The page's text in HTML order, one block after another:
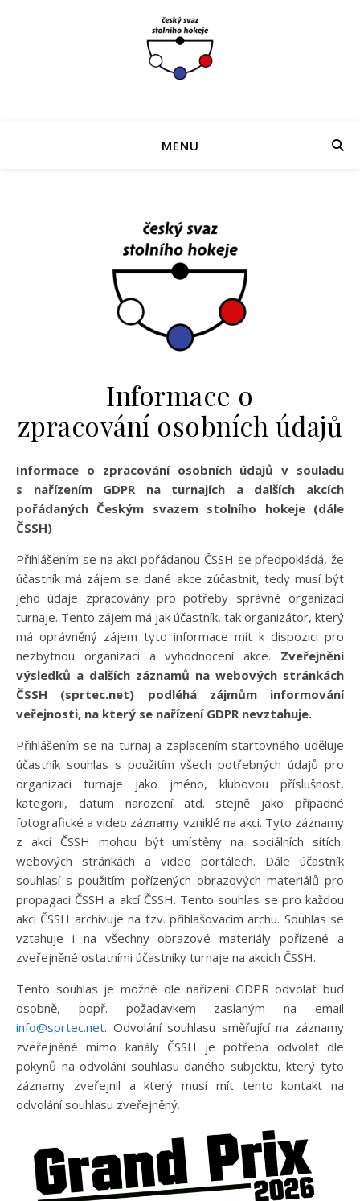
MENU
Informace o
zpracování osobních údajů
Informace o zpracování osobních údajů v souladu
s nařízením GDPR na turnajích a dalších akcích
pořádaných Českým svazem stolního hokeje (dále
ČSSH)
Přihlášením se na akci pořádanou ČSSH se předpokládá, že
účastník má zájem se dané akce zúčastnit, tedy musí být
jeho údaje zpracovány pro potřeby správné organizaci
turnaje. Tento zájem má jak účastník, tak organizátor, který
má oprávněný zájem tyto informace mít k dispozici pro
nezbytnou organizaci a vyhodnocení akce. Zveřejnění
výsledků a dalších záznamů na webových stránkách
ČSSH (sprtec.net) podléhá zájmům informování
veřejnosti, na který se nařízení GDPR nevztahuje.
Přihlášením se na turnaj a zaplacením startovného uděluje
účastník souhlas s použitím všech potřebných údajů pro
organizaci turnaje jako jméno, klubovou příslušnost,
kategorii, datum narození atd. stejně jako případné
fotografické a video záznamy vzniklé na akci. Tyto záznamy
z akcí ČSSH mohou být umístěny na sociálních sítích,
webových stránkách a video portálech. Dále účastník
souhlasí s použitím pořízených obrazových materiálů pro
propagaci ČSSH a akcí ČSSH. Tento souhlas se pro každou
akci ČSSH archivuje na tzv. přihlašovacím archu. Souhlas se
vztahuje i na všechny obrazové materiály pořízené a
zveřejněné ostatními účastníky turnaje na akcích ČSSH.
Tento souhlas je možné dle nařízení GDPR odvolat buď
osobně, popř. požadavkem zaslaným na email
info@sprtec.net. Odvolání souhlasu směřující na záznamy
zveřejněné mimo kanály ČSSH je potřeba odvolat dle
pokynů na odvolání souhlasu daného subjektu, který tyto
záznamy zveřejnil a který musí mít tento kontakt na
odvolání souhlasu zveřejněný.